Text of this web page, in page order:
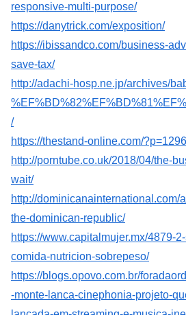
responsive-multi-purpose/
https://danytrick.com/exposition/
https://ibissandco.com/business-
save-tax/
http://adachi-hosp.ne.jp/archives/
/
https://thestand-online.com/
http://porntube.co.uk/2018/04/the-
wait/
http://dominicanainternational.com/
the-dominican-republic/
https://www.capitalmujer.mx/4879-
comida-nutricion-sobrepeso/
https://blogs.opovo.com.br/
-monte-lanca-cinephonia-projeto-